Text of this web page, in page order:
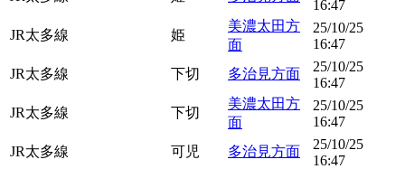
16:47
JR太多線
姫
美濃太田方
面
25/10/25
16:47
JR太多線
下切 多治見方面
25/10/25
16:47
JR太多線
下切
美濃太田方
面
25/10/25
16:47
JR太多線
可児 多治見方面
25/10/25
16:47